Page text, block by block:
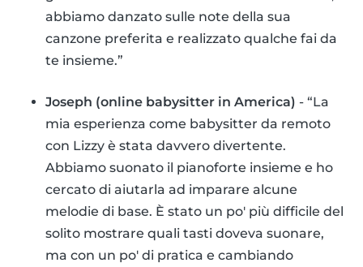
abbiamo danzato sulle note della sua
canzone preferita e realizzato qualche fai da
te insieme.”
Joseph (online babysitter in America) - “La
mia esperienza come babysitter da remoto
con Lizzy è stata davvero divertente.
Abbiamo suonato il pianoforte insieme e ho
cercato di aiutarla ad imparare alcune
melodie di base. È stato un po' più difficile del
solito mostrare quali tasti doveva suonare,
ma con un po' di pratica e cambiando